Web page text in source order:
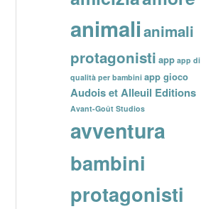
animalianimali
protagonisti app app di
qualità per bambini app gioco
Audois et Alleuil Editions
Avant-Goût Studios
avventura
bambini
protagonisti